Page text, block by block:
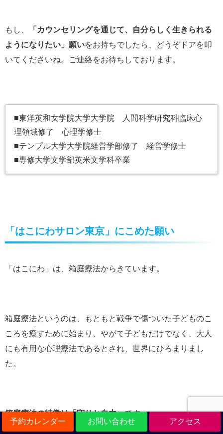
予約カレンダー お問い合わせ アクセス
もし、
「カウンセリングを通じて、自分らしく生きられる
ようになりたい」願いをお持ちでしたら、どうぞドアを叩
いてくださいね。ご連絡をお待ちしております。
■東洋英和女学院大学大学院 人間科学研究科臨床心
理領域修了 心理学修士
■テンプル大学大学院経営学部修了 経営学修士
■専修大学文学部英米文学科卒業
「はこにわサロン東京」にこめた願い
「はこにわ」は、箱庭療法からきています。
箱庭療法というのは、もともと戦争で傷ついた子どものこ
ころを癒すために始まり、やがて子どもだけでなく、大人
にも有用な心理療法であるとされ、世界にひろまりまし
た。
箱庭療法の特徴は「守りと自由」です。